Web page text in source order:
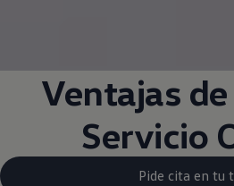
Ventajas
Servicio
Pide cita en tu